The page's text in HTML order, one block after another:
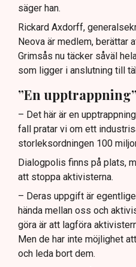
säger han.
Rickard Axdorff,
Neova är medlem, berättar
Grimsås nu täcker såväl
som ligger i anslutning till
”En upptrappning”
– Det här är en
fall pratar vi om ett
storleksordningen 100
Dialogpolis finns på plats,
att stoppa aktivisterna.
– Deras uppgift är
hända mellan oss och
göra är att lagföra
Men de har inte möjlighet
och leda bort dem.